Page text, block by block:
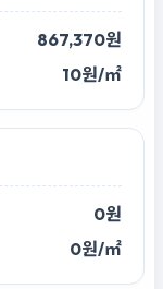
867,370원
10원/㎡
0원
0원/㎡